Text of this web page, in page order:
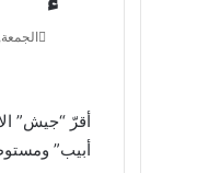
الجمعة,2025/01/03 8:11 صباحًا
أقرّ “جيش”
أبيب”